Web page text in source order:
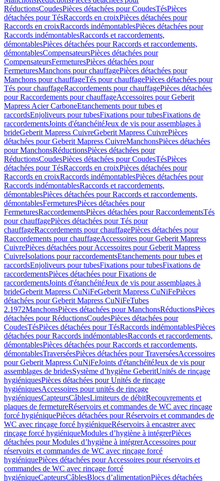
RéductionsCoudesPièces détachées pour CoudesTésPièces
détachées pour TésRaccords en croixPièces détachées pour
Raccords en croixRaccords indémontablesPièces détachées pour
Raccords indémontablesRaccords et raccordements,
démontablesPièces détachées pour Raccords et raccordements,
démontablesCompensateursPièces détachées pour
CompensateursFermeturesPièces détachées pour
FermeturesManchons pour chauffagePièces détachées pour
Manchons pour chauffageTés pour chauffagePièces détachées pour
Tés pour chauffageRaccordements pour chauffagePièces détachées
pour Raccordements pour chauffageAccessoires pour Geberit
Mapress Acier CarboneEtanchements pour tubes et
raccordsEnjoliveurs pour tubesFixations pour tubesFixations de
raccordementsJoints d'étanchéitéJeux de vis pour assemblages à
brideGeberit Mapress CuivreGeberit Mapress CuivrePièces
détachées pour Geberit Mapress CuivreManchonsPièces détachées
pour ManchonsRéductionsPièces détachées pour
RéductionsCoudesPièces détachées pour CoudesTésPièces
détachées pour TésRaccords en croixPièces détachées pour
Raccords en croixRaccords indémontablesPièces détachées pour
Raccords indémontablesRaccords et raccordements,
démontablesPièces détachées pour Raccords et raccordements,
démontablesFermeturesPièces détachées pour
FermeturesRaccordementsPièces détachées pour RaccordementsTés
pour chauffagePièces détachées pour Tés pour
chauffageRaccordements pour chauffagePièces détachées pour
Raccordements pour chauffageAccessoires pour Geberit Mapress
CuivrePièces détachées pour Accessoires pour Geberit Mapress
CuivreIsolations pour raccordementsEtanchements pour tubes et
raccordsEnjoliveurs pour tubesFixations pour tubesFixations de
raccordementsPièces détachées pour Fixations de
raccordementsJoints d'étanchéitéJeux de vis pour assemblages à
brideGeberit Mapress CuNiFeGeberit Mapress CuNiFePièces
détachées pour Geberit Mapress CuNiFeTubes
2.1972ManchonsPièces détachées pour ManchonsRéductionsPièces
détachées pour RéductionsCoudesPièces détachées pour
CoudesTésPièces détachées pour TésRaccords indémontablesPièces
détachées pour Raccords indémontablesRaccords et raccordements,
démontablesPièces détachées pour Raccords et raccordements,
démontablesTraverséesPièces détachées pour TraverséesAccessoires
pour Geberit Mapress CuNiFeJoints d'étanchéitéJeux de vis pour
assemblages de bridesSystème d’hygiène GeberitUnités de rinçage
hygiéniquesPièces détachées pour Unités de rinçage
hygiéniquesAccessoires pour unités de rinçage
hygiéniquesCapteursCâblesLimiteurs de débitRecouvrements et
plaques de fermetureRéservoirs et commandes de WC avec rinçage
forcé hygiéniquePièces détachées pour Réservoirs et commandes de
WC avec rinçage forcé hygiéniqueRéservoirs à encastrer avec
rinçage forcé hygiéniqueModules d’hygiène à intégrerPièces
détachées pour Modules d’hygiène à intégrerAccessoires pour
réservoirs et commandes de WC avec rinçage forcé
hygiéniquePièces détachées pour Accessoires pour réservoirs et
commandes de WC avec rinçage forcé
hygiéniqueCapteursCâblesBlocs d’alimentationPièces détachées